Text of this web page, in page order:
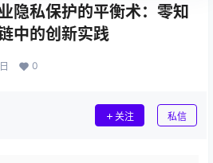
隐私保护的平衡术：零知
中的创新实践
0
关注 私信